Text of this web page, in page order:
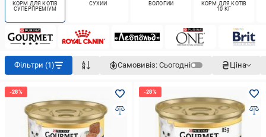
КОРМ ДЛЯ КОТІВ
СУПЕРПРЕМІУМ
СУХИЙ ВОЛОГИЙ
КОРМ ДЛЯ КОТІВ
10 КГ
Фільтри (1) Самовивіз: Сьогодні Ціна